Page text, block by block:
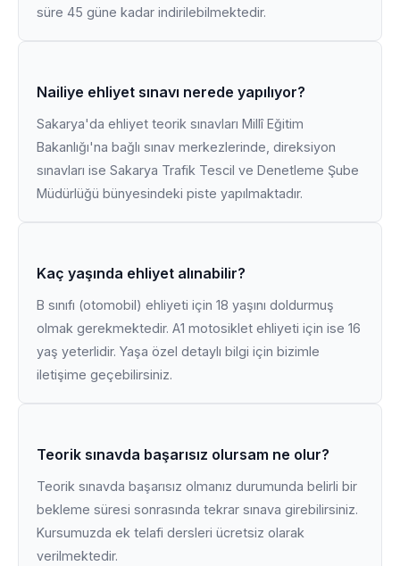
süre 45 güne kadar indirilebilmektedir.
Nailiye ehliyet sınavı nerede yapılıyor?
Sakarya'da ehliyet teorik sınavları Millî Eğitim
Bakanlığı'na bağlı sınav merkezlerinde, direksiyon
sınavları ise Sakarya Trafik Tescil ve Denetleme Şube
Müdürlüğü bünyesindeki piste yapılmaktadır.
Kaç yaşında ehliyet alınabilir?
B sınıfı (otomobil) ehliyeti için 18 yaşını doldurmuş
olmak gerekmektedir. A1 motosiklet ehliyeti için ise 16
yaş yeterlidir. Yaşa özel detaylı bilgi için bizimle
iletişime geçebilirsiniz.
Teorik sınavda başarısız olursam ne olur?
Teorik sınavda başarısız olmanız durumunda belirli bir
bekleme süresi sonrasında tekrar sınava girebilirsiniz.
Kursumuzda ek telafi dersleri ücretsiz olarak
verilmektedir.